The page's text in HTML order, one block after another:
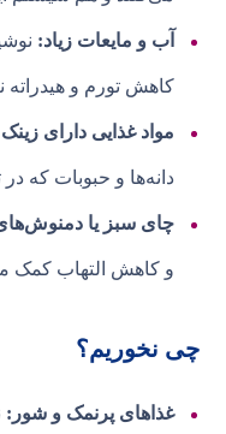
آب و مایعات زیاد:
کاهش تورم و
مواد غذایی دارای
دانه‌ها و حبوبات که
چای سبز یا
و کاهش التهاب کمک
چی نخوریم؟
غذاهای پرنمک و شور: